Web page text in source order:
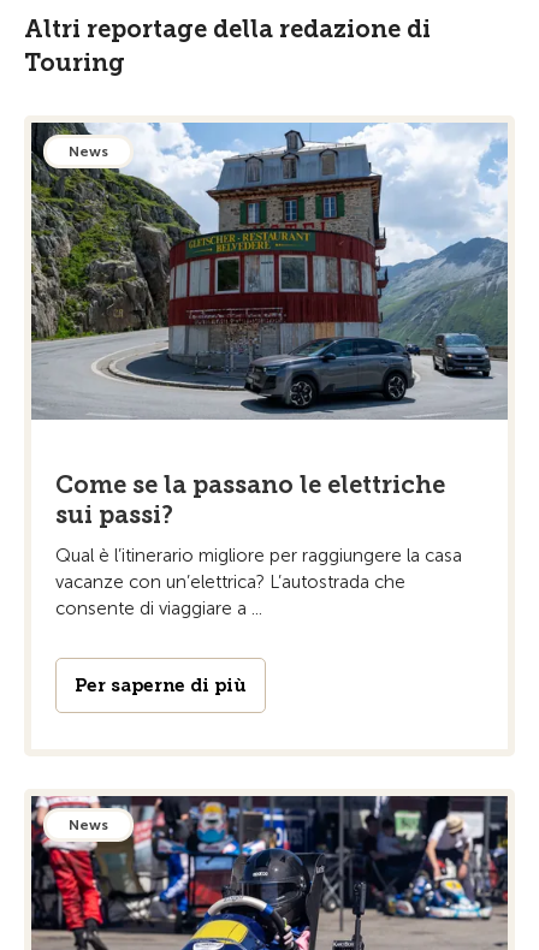
Altri reportage della redazione di
Touring
News
Come se la passano le elettriche
sui passi?
Qual è l’itinerario migliore per raggiungere la casa
vacanze con un’elettrica? L’autostrada che
consente di viaggiare a ...
Per saperne di più
News